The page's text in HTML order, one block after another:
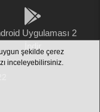
şekilde çerez
inceleyebilirsiniz.
Uygulaması 2